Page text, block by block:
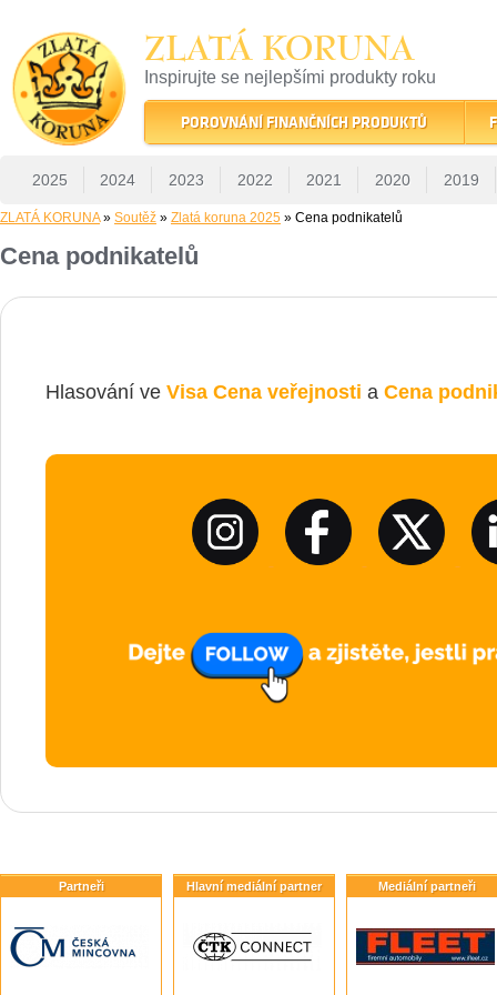
ZLATÁ KORUNA
Inspirujte se nejlepšími produkty roku
22 let tradice a kvality na finančním trhu
POROVNÁNÍ FINANČNÍCH PRODUKTŮ
2025 2024 2023 2022 2021 2020 2019
ZLATÁ KORUNA» Soutěž » Zlatá koruna 2025 » Cena podnikatelů
Cena podnikatelů
Hlasování ve Visa Cena veřejnosti a Cena
Partneři Hlavní mediální partner Mediální partneři